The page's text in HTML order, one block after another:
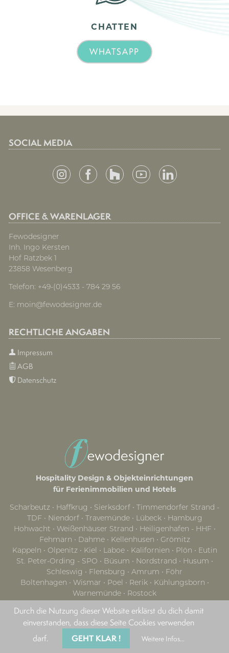
CHATTEN
WHATSAPP
SOCIAL MEDIA
OFFICE & WARENLAGER
Fewodesigner
Inh. Ingo Kersten
Hof Ratzbek 1
23858 Wesenberg
Telefon: +49-(0)4533 - 784 29 56
E: moin@fewodesigner.de
RECHTLICHE ANGABEN
Impressum
AGB
Datenschutz
Hospitality Design & Objekteinrichtungen
für Ferienimmobilien und Hotels
Scharbeutz ∙ Haffkrug ∙ Sierksdorf ∙ Timmendorfer Strand -
TDF ∙ Niendorf ∙ Travemünde ∙ Lübeck ∙ Hamburg
Hohwacht ∙ Weißenhäuser Strand ∙ Heiligenhafen - HHF ∙
Fehmarn ∙ Dahme ∙ Kellenhusen ∙ Grömitz
Kappeln ∙ Olpenitz ∙ Kiel ∙ Laboe ∙ Kalifornien ∙ Plön ∙ Eutin
St. Peter-Ording - SPO ∙ Büsum ∙ Nordstrand ∙ Husum ∙
Schleswig ∙ Flensburg ∙ Amrum ∙ Föhr
Boltenhagen ∙ Wismar ∙ Poel ∙ Rerik ∙ Kühlungsborn ∙
Warnemünde ∙ Rostock
Wustrow ∙ Prerow ∙ Mecklenburgische Seenplatte
Stralsund ∙ Rügen ∙ Putbus ∙ Binz ∙ Sellin ∙ Baabe ∙ Göhren ∙
Mönchgut ∙ Glowe ∙ Sellin
Usedom ∙ Zinnowitz ∙ Karlshagen ∙ Koserow ∙ Loddin ∙
Durch die Nutzung dieser Website erklärst du dich damit
einverstanden, dass diese Seite Cookies verwenden
darf.
GEHT KLAR ! Weitere Infos...